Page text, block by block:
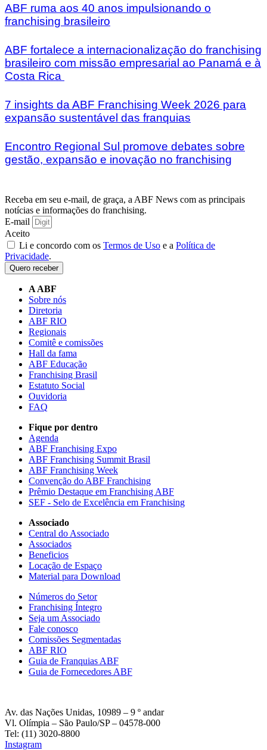
ABF ruma aos 40 anos impulsionando o
franchising brasileiro
ABF fortalece a internacionalização do franchising
brasileiro com missão empresarial ao Panamá e à
Costa Rica
7 insights da ABF Franchising Week 2026 para
expansão sustentável das franquias
Encontro Regional Sul promove debates sobre
gestão, expansão e inovação no franchising
Receba em seu e-mail, de graça, a ABF News com as principais
notícias e informações do franchising.
E-mail
Aceito
Li e concordo com os Termos de Uso e a Política de
Privacidade.
Quero receber
A ABF
Sobre nós
Diretoria
ABF RIO
Regionais
Comitê e comissões
Hall da fama
ABF Educação
Franchising Brasil
Estatuto Social
Ouvidoria
FAQ
Fique por dentro
Agenda
ABF Franchising Expo
ABF Franchising Summit Brasil
ABF Franchising Week
Convenção do ABF Franchising
Prêmio Destaque em Franchising ABF
SEF - Selo de Excelência em Franchising
Associado
Central do Associado
Associados
Beneficios
Locação de Espaço
Material para Download
Números do Setor
Franchising Íntegro
Seja um Associado
Fale conosco
Comissões Segmentadas
ABF RIO
Guia de Franquias ABF
Guia de Fornecedores ABF
Av. das Nações Unidas, 10989 – 9 º andar
Vl. Olímpia – São Paulo/SP – 04578-000
Tel: (11) 3020-8800
Instagram